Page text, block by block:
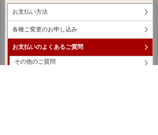
お支払い方法
各種ご変更のお申し込み
お支払いのよくあるご質問
その他のご質問